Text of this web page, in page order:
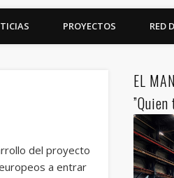
PROYECTOS RED
del proyecto
a entrar
EL